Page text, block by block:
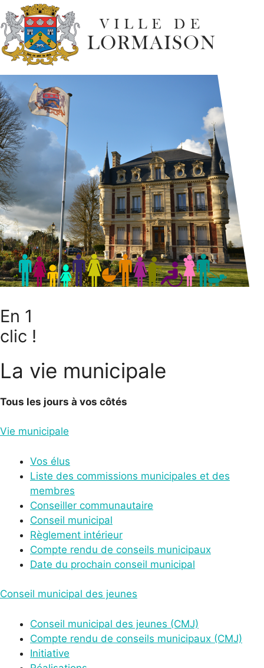
En 1
clic !
La vie municipale
Tous les jours à vos côtés
Vie municipale
Vos élus
Liste des commissions municipales et des
membres
Conseiller communautaire
Conseil municipal
Règlement intérieur
Compte rendu de conseils municipaux
Date du prochain conseil municipal
Conseil municipal des jeunes
Conseil municipal des jeunes (CMJ)
Compte rendu de conseils municipaux (CMJ)
Initiative